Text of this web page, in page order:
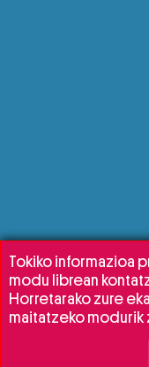
Tokiko informazioa
modu librean
Horretarako zure
maitatzeko modurik